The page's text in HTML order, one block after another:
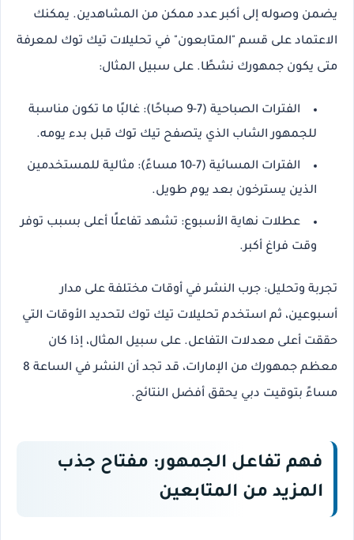
يضمن وصوله إلى أكبر عدد ممكن من المشاهدين. يمكنك
الاعتماد على قسم "المتابعون" في تحليلات تيك توك لمعرفة
متى يكون جمهورك نشطًا. على سبيل المثال:
الفترات الصباحية (7-9 صباحًا)
: غالبًا ما تكون مناسبة
للجمهور الشاب الذي يتصفح تيك توك قبل بدء يومه.
الفترات المسائية (7-10 مساءً)
: مثالية للمستخدمين
الذين يسترخون بعد يوم طويل.
عطلات نهاية الأسبوع: تشهد تفاعلًا أعلى بسبب توفر
وقت فراغ أكبر.
تجربة وتحليل: جرب النشر في أوقات مختلفة على مدار
أسبوعين، ثم استخدم تحليلات تيك توك لتحديد الأوقات التي
حققت أعلى معدلات التفاعل. على سبيل المثال، إذا كان
معظم جمهورك من الإمارات، قد تجد أن النشر في الساعة 8
مساءً بتوقيت دبي يحقق أفضل النتائج.
فهم تفاعل الجمهور: مفتاح جذب
المزيد من المتابعين